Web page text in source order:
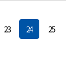
23 24 25